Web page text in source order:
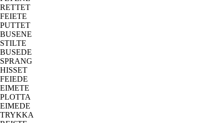
RETTET
FEIETE
PUTTET
BUSENE
STILTE
BUSEDE
SPRANG
HISSET
FEIEDE
EIMETE
PLOTTA
EIMEDE
TRYKKA